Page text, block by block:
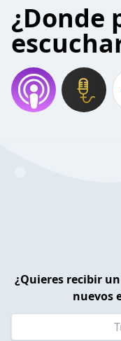
¿Donde
¿Quieres recibir
nuevos